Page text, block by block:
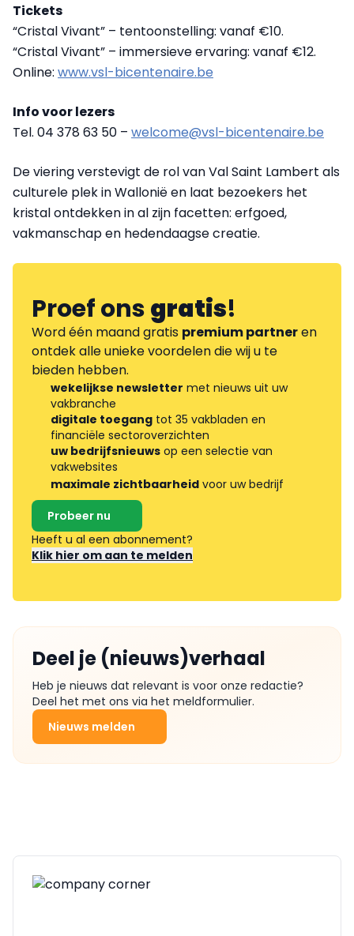
Tickets
“Cristal Vivant” – tentoonstelling: vanaf €10.
“Cristal Vivant” – immersieve ervaring: vanaf €12.
Online: www.vsl-bicentenaire.be
Info voor lezers
Tel. 04 378 63 50 – welcome@vsl-bicentenaire.be
De viering verstevigt de rol van Val Saint Lambert als
culturele plek in Wallonië en laat bezoekers het
kristal ontdekken in al zijn facetten: erfgoed,
vakmanschap en hedendaagse creatie.
Proef onsgratis!
Word één maand gratis premium partneren
ontdek alle unieke voordelen die wij u te
bieden hebben.
wekelijkse newsletter met nieuws uit uw
vakbranche
digitale toegang tot 35 vakbladen en
financiële sectoroverzichten
uw bedrijfsnieuws op een selectie van
vakwebsites
maximale zichtbaarheid voor uw bedrijf
Probeer nu
Heeft u al een abonnement?
Klik hier om aan te melden
Deel je (nieuws)verhaal
Heb je nieuws dat relevant is voor onze redactie?
Deel het met ons via het meldformulier.
Nieuws melden